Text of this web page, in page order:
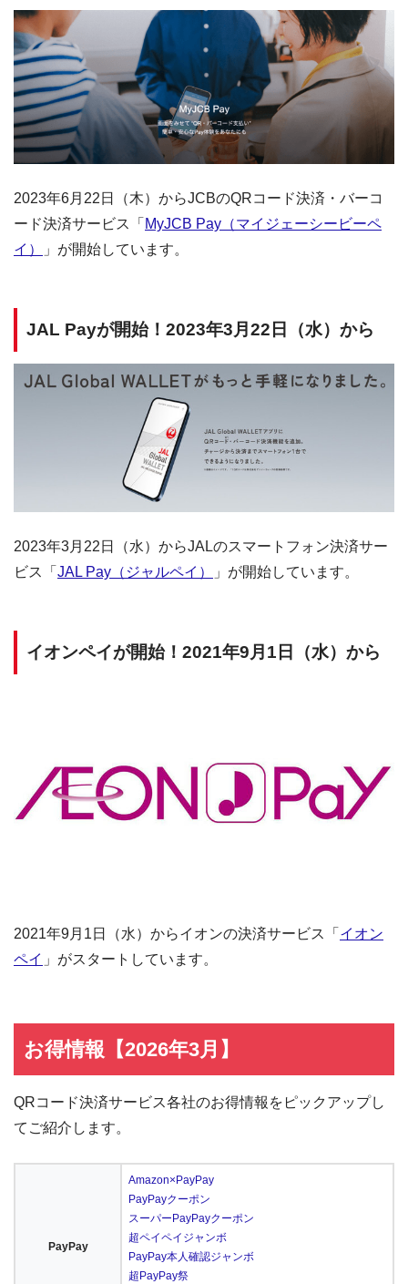
2023年6月22日（木）からJCBのQRコード決済・バーコ
ード決済サービス「 MyJCB Pay（マイジェーシービーペ
イ）
」が開始しています。
JAL Payが開始！2023年3月22日（水）から
2023年3月22日（水）からJALのスマートフォン決済サー
ビス「 JAL Pay（ジャルペイ） 」が開始しています。
イオンペイが開始！2021年9月1日（水）から
2021年9月1日（水）からイオンの決済サービス「 イオン
ペイ 」がスタートしています。
お得情報【2026年3月】
QRコード決済サービス各社のお得情報をピックアップし
てご紹介します。
PayPay
Amazon×PayPay
PayPayクーポン
スーパーPayPayクーポン
超ペイペイジャンボ
PayPay本人確認ジャンボ
超PayPay祭